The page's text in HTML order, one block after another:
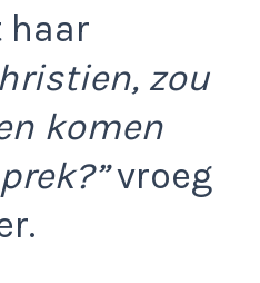
haar
zou
komen
vroeg